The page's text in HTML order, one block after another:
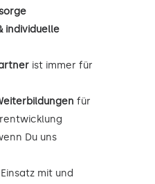
individuelle
ist immer für
für
Du uns
mit und